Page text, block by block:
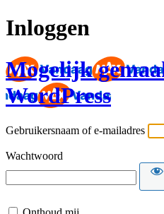
Inloggen
Mogelijk
WordPress
Gebruikersnaam of e-mailadres
Wachtwoord